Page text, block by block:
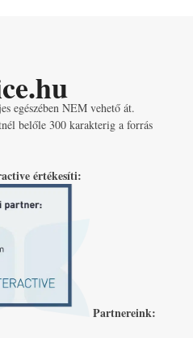
egészében NEM vehető át.
belőle 300 karakterig a forrás
értékesíti:
Partnereink: